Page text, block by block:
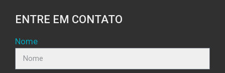
ENTRE EM CONTATO
Nome